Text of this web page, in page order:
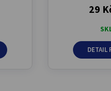
29
DETAIL